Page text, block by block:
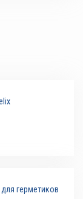
герметиков